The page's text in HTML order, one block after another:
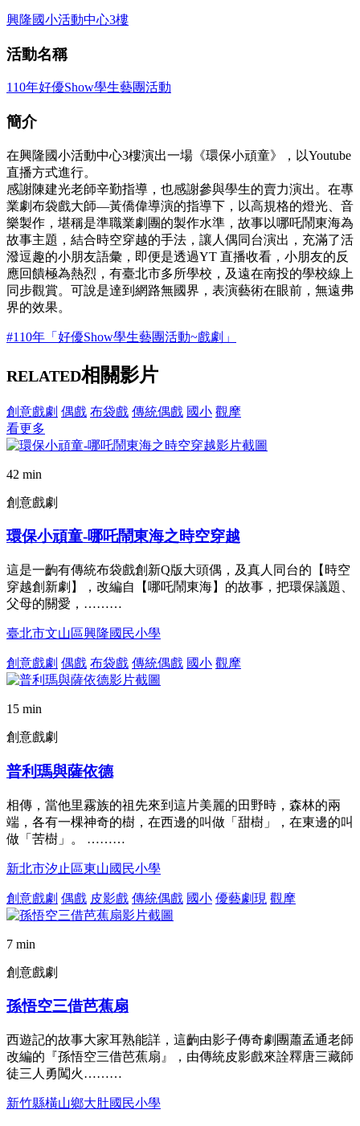
興隆國小活動中心3樓
活動名稱
110年好優Show學生藝團活動
簡介
在興隆國小活動中心3樓演出一場《環保小頑童》，以Youtube
直播方式進行。
感謝陳建光老師辛勤指導，也感謝參與學生的賣力演出。在專
業劇布袋戲大師—黃僑偉導演的指導下，以高規格的燈光、音
樂製作，堪稱是準職業劇團的製作水準，故事以哪吒鬧東海為
故事主題，結合時空穿越的手法，讓人偶同台演出，充滿了活
潑逗趣的小朋友語彙，即便是透過YT 直播收看，小朋友的反
應回饋極為熱烈，有臺北市多所學校，及遠在南投的學校線上
同步觀賞。可說是達到網路無國界，表演藝術在眼前，無遠弗
界的效果。
#110年「好優Show學生藝團活動~戲劇」
RELATED相關影片
創意戲劇 偶戲 布袋戲 傳統偶戲 國小 觀摩
看更多
42 min
創意戲劇
環保小頑童-哪吒鬧東海之時空穿越
這是一齣有傳統布袋戲創新Q版大頭偶，及真人同台的【時空
穿越創新劇】，改編自【哪吒鬧東海】的故事，把環保議題、
父母的關愛，………
臺北市文山區興隆國民小學
創意戲劇 偶戲 布袋戲 傳統偶戲 國小 觀摩
15 min
創意戲劇
普利瑪與薩依德
相傳，當他里霧族的祖先來到這片美麗的田野時，森林的兩
端，各有一棵神奇的樹，在西邊的叫做「甜樹」，在東邊的叫
做「苦樹」。 ………
新北市汐止區東山國民小學
創意戲劇 偶戲 皮影戲 傳統偶戲 國小 優藝劇現 觀摩
7 min
創意戲劇
孫悟空三借芭蕉扇
西遊記的故事大家耳熟能詳，這齣由影子傳奇劇團蕭孟通老師
改編的『孫悟空三借芭蕉扇』，由傳統皮影戲來詮釋唐三藏師
徒三人勇闖火………
新竹縣橫山鄉大肚國民小學